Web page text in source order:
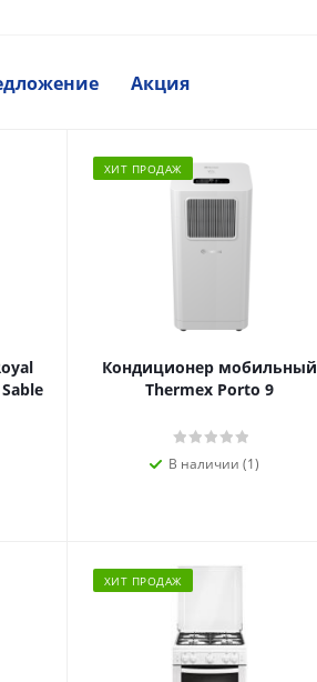
Акция
ХИТ ПРОДАЖ
Кондиционер мобильный
Thermex Porto 9
В наличии (1)
ХИТ ПРОДАЖ